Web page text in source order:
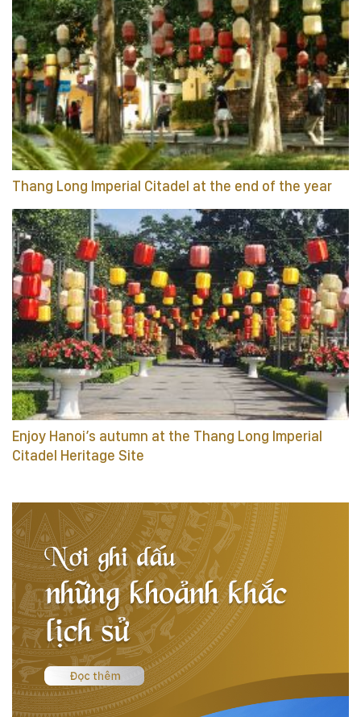
Thang Long Imperial Citadel at the end of the year
Enjoy Hanoi’s autumn at the Thang Long Imperial
Citadel Heritage Site